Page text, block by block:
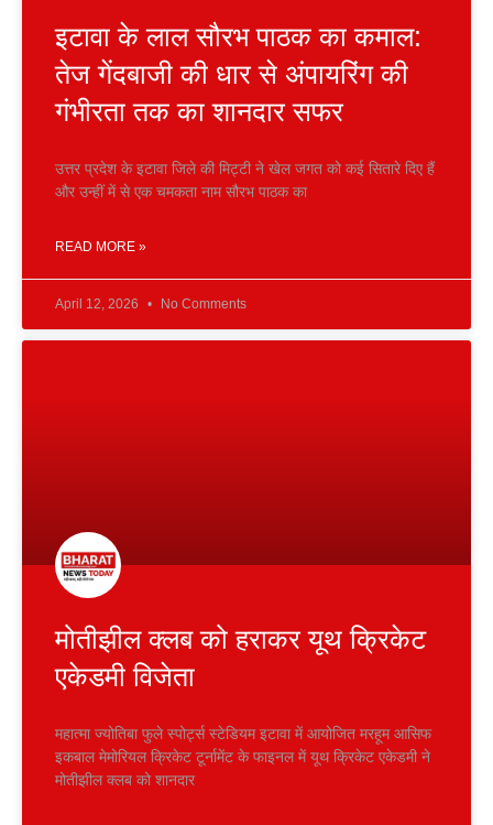
इटावा के लाल सौरभ पाठक का कमाल:
तेज गेंदबाजी की धार से अंपायरिंग की
गंभीरता तक का शानदार सफर
उत्तर प्रदेश के इटावा जिले की मिट्टी ने खेल जगत को कई सितारे दिए हैं
और उन्हीं में से एक चमकता नाम सौरभ पाठक का
READ MORE »
April 12, 2026 No Comments
मोतीझील क्लब को हराकर यूथ क्रिकेट
एकेडमी विजेता
महात्मा ज्योतिबा फुले स्पोर्ट्स स्टेडियम इटावा में आयोजित मरहूम आसिफ
इकबाल मेमोरियल क्रिकेट टूर्नामेंट के फाइनल में यूथ क्रिकेट एकेडमी ने
मोतीझील क्लब को शानदार